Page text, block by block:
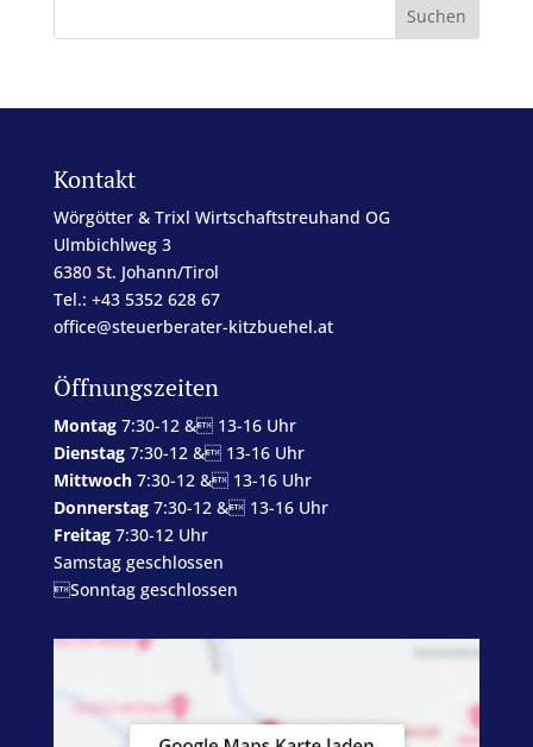
Kontakt
Wörgötter & Trixl Wirtschaftstreuhand OG
Ulmbichlweg 3
6380 St. Johann/Tirol
Tel.: +43 5352 628 67
office@steuerberater-kitzbuehel.at
Öffnungszeiten
Montag7:30-12 & 13-16 Uhr
Dienstag7:30-12 & 13-16 Uhr
Mittwoch7:30-12 & 13-16 Uhr
Donnerstag7:30-12 & 13-16 Uhr
Freitag7:30-12 Uhr
Samstag geschlossen
Sonntag geschlossen